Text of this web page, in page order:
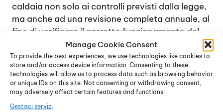
Manage Cookie Consent
To provide the best experiences, we use technologies like cookies to
store and/or access device information. Consenting to these
technologies will allow us to process data such as browsing behavior
or unique IDs on this site. Not consenting or withdrawing consent,
may adversely affect certain features and functions.
Gestisci servizi
caldaia non solo ai controlli previsti dalla legge,
ma anche ad una revisione completa annuale, al
fine di verificare il corretto funzionamento del
dispositivo e di provvedere, se necessario, alla
sostituzione dei pezzi di ricambio usurati.
Per quanto riguarda la manutenzione
obbligatoria delle caldaie, normalmente sui
dispositivi domestici viene effettuata ogni due
anni, e consiste in un controllo generale delle